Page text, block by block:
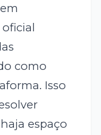
como
Isso
espaço